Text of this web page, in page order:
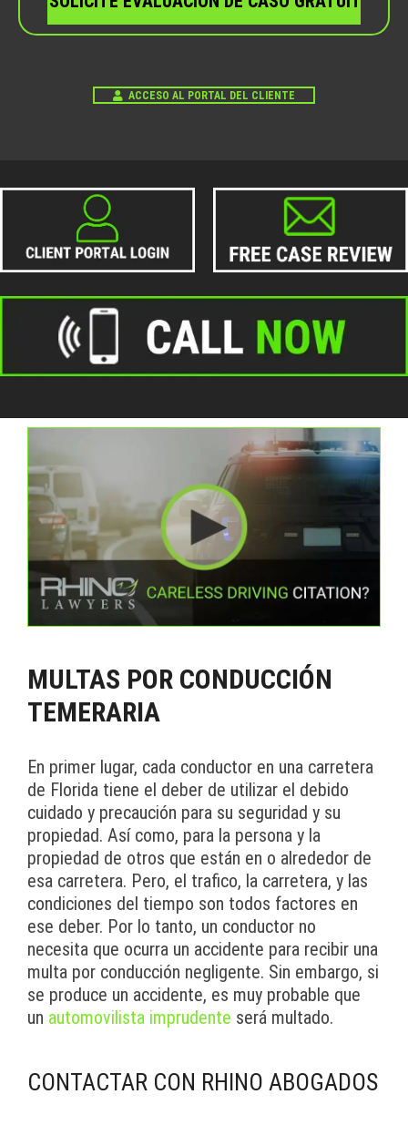
ACCESO AL PORTAL DEL CLIENTE
MULTAS POR CONDUCCIÓN
TEMERARIA
En primer lugar, cada conductor en una carretera
de Florida tiene el deber de utilizar el debido
cuidado y precaución para su seguridad y su
propiedad. Así como, para la persona y la
propiedad de otros que están en o alrededor de
esa carretera. Pero, el trafico, la carretera, y las
condiciones del tiempo son todos factores en
ese deber. Por lo tanto, un conductor no
necesita que ocurra un accidente para recibir una
multa por conducción negligente. Sin embargo, si
se produce un accidente, es muy probable que
un automovilista imprudente será multado.
CONTACTAR CON RHINO ABOGADOS